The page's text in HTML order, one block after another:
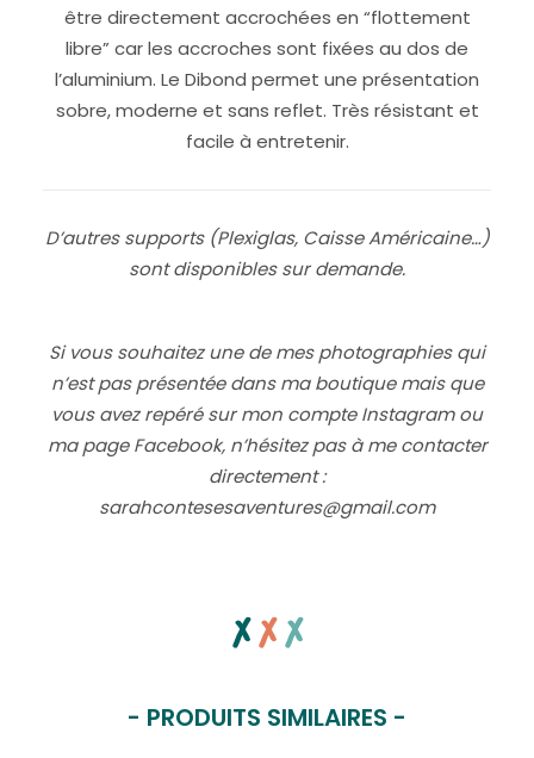
être directement accrochées en “flottement
libre” car les accroches sont fixées au dos de
l’aluminium. Le Dibond permet une présentation
sobre, moderne et sans reflet. Très résistant et
facile à entretenir.
D’autres supports (Plexiglas, Caisse Américaine…)
sont disponibles sur demande.
Si vous souhaitez une de mes photographies qui
n’est pas présentée dans ma boutique mais que
vous avez repéré sur mon compte Instagramou
mapage Facebook, n’hésitez pas à me contacter
directement :
sarahcontesesaventures@gmail.com
xxx
- PRODUITS SIMILAIRES -